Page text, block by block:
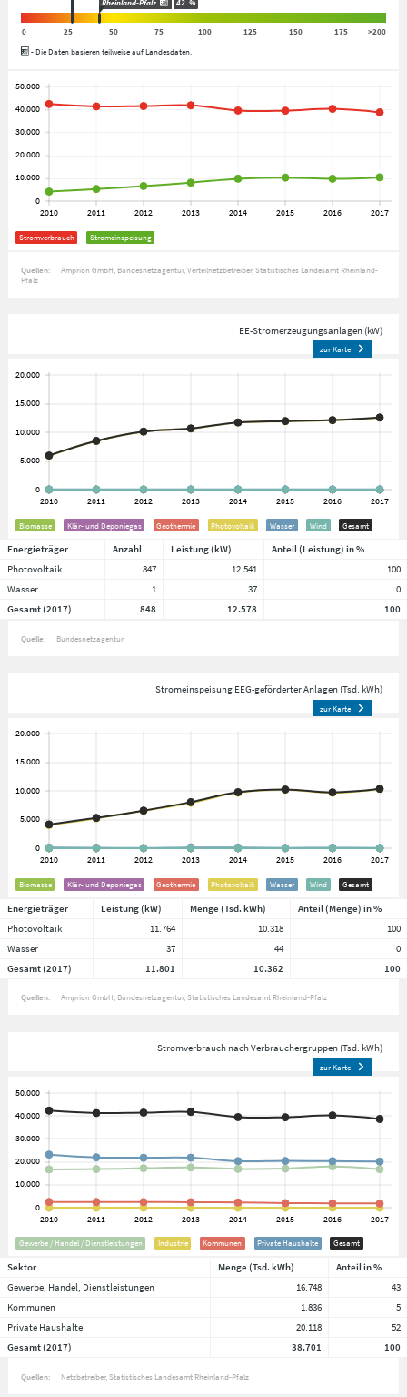
Rheinland-Pfalz 42 %
0 25 50 75 100 125 150 175
>200
- Die Daten basieren teilweise auf Landesdaten.
Stromverbrauch Stromeinspeisung
Quellen: Amprion GmbH Bundesnetzagentur Verteilnetzbetreiber Statistisches Landesamt Rheinland-
Pfalz
EE-Stromerzeugungsanlagen (kW)
zur Karte
Biomasse Klär- und Deponiegas Geothermie Photovoltaik Wasser Wind Gesamt
Energieträger Anzahl Leistung (kW)
Anteil (Leistung) in %
Photovoltaik
847 12.541
100
Wasser
1 37
0
Gesamt (2017)
848 12.578 100
Quelle: Bundesnetzagentur
Stromeinspeisung EEG-geförderter Anlagen (Tsd. kWh)
zur Karte
Biomasse Klär- und Deponiegas Geothermie Photovoltaik Wasser Wind Gesamt
Energieträger Leistung (kW) Menge (Tsd. kWh)
Anteil (Menge) in %
Photovoltaik
11.764 10.318
100
Wasser
37 44
0
Gesamt (2017)
11.801 10.362 100
Quellen: Amprion GmbH Bundesnetzagentur Statistisches Landesamt Rheinland-Pfalz
Stromverbrauch nach Verbrauchergruppen (Tsd. kWh)
zur Karte
Gewerbe / Handel / Dienstleistungen Industrie Kommunen Private Haushalte Gesamt
Sektor Menge (Tsd. kWh)
Anteil in %
Gewerbe, Handel, Dienstleistungen
16.748
43
Kommunen
1.836
5
Private Haushalte
20.118
52
Gesamt (2017)
38.701 100
Quellen: Netzbetreiber Statistisches Landesamt Rheinland-Pfalz